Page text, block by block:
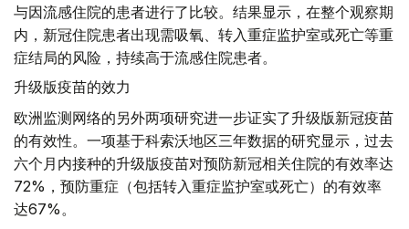
与因流感住院的患者进行了比较。结果显示，在整个观察期
内，新冠住院患者出现需吸氧、转入重症监护室或死亡等重
症结局的风险，持续高于流感住院患者。
升级版疫苗的效力
欧洲监测网络的另外两项研究进一步证实了升级版新冠疫苗
的有效性。一项基于科索沃地区三年数据的研究显示，过去
六个月内接种的升级版疫苗对预防新冠相关住院的有效率达
72%，预防重症（包括转入重症监护室或死亡）的有效率
达67%。